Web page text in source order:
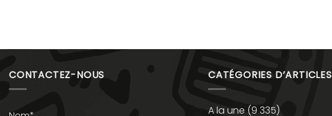
CONTACTEZ-NOUS CATÉGORIES D’ARTICLES
A la une (9 335)